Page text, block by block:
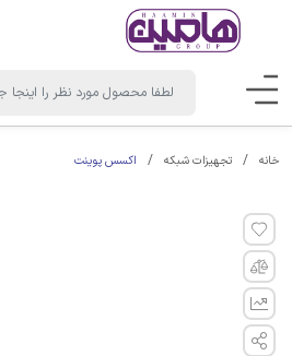
خانه تجهیزات شبکه اکسس پوینت